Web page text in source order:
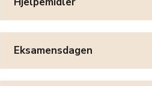
Eksamensdagen